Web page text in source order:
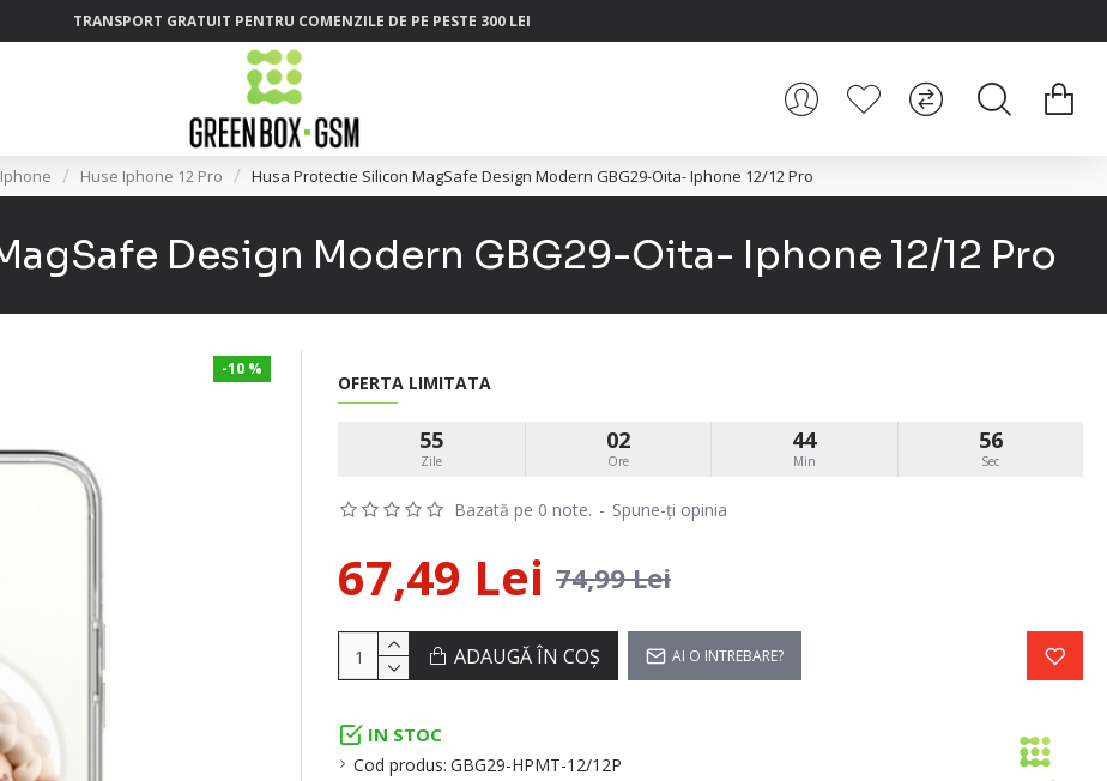
TRANSPORT GRATUIT PENTRU COMENZILE DE PE PESTE 300 LEI
Huse Iphone 12 Pro Husa Protectie Silicon MagSafe Design Modern GBG29-Oita- Iphone 12/12 Pro
Design Modern GBG29-Oita- Iphone 12/12 Pro
-10 %
IN STOC
Cod produs: GBG29-HPMT-12/12P
Bazată pe 0 note. - Spune-ţi opinia
OFERTA LIMITATA
55
Zile
02
Ore
44
Min
55
Sec
67,49 Lei 74,99 Lei
ADAUGĂ ÎN COŞ AI O INTREBARE?